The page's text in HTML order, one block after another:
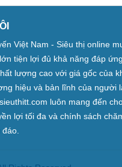
Việt Nam - Siêu thị online
tiện lợi đủ khả năng đáp
lượng cao với giá gốc của
hiệu và bản lĩnh của người
luôn mang đến
lợi tối đa và chính sách